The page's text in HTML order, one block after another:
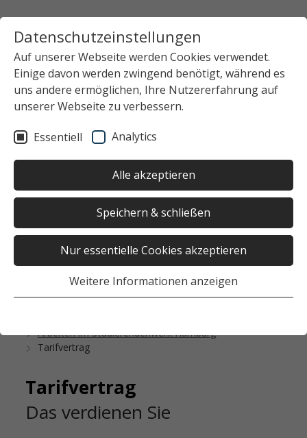
Datenschutzeinstellungen
Auf unserer Webseite werden Cookies verwendet.
Einige davon werden zwingend benötigt, während es
uns andere ermöglichen, Ihre Nutzererfahrung auf
unserer Webseite zu verbessern.
Essentiell Analytics
Alle akzeptieren
Speichern & schließen
Nur essentielle Cookies akzeptieren
Weitere Informationen anzeigen
Arbeiten im Studierendenwerk Hamburg
Tarifvertrag
Tarifvertrag
Das verdienen Sie